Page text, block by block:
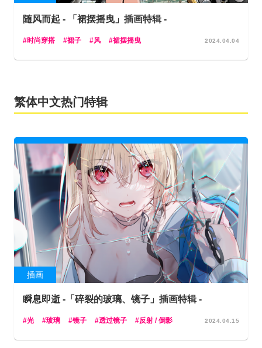
随风而起 - 「裙摆摇曳」插画特辑 -
时尚穿搭 裙子 风 裙摆摇曳 2024.04.04
繁体中文热门特辑
插画
瞬息即逝 -「碎裂的玻璃、镜子」插画特辑 -
光 玻璃 镜子 透过镜子 反射 / 倒影 2024.04.15